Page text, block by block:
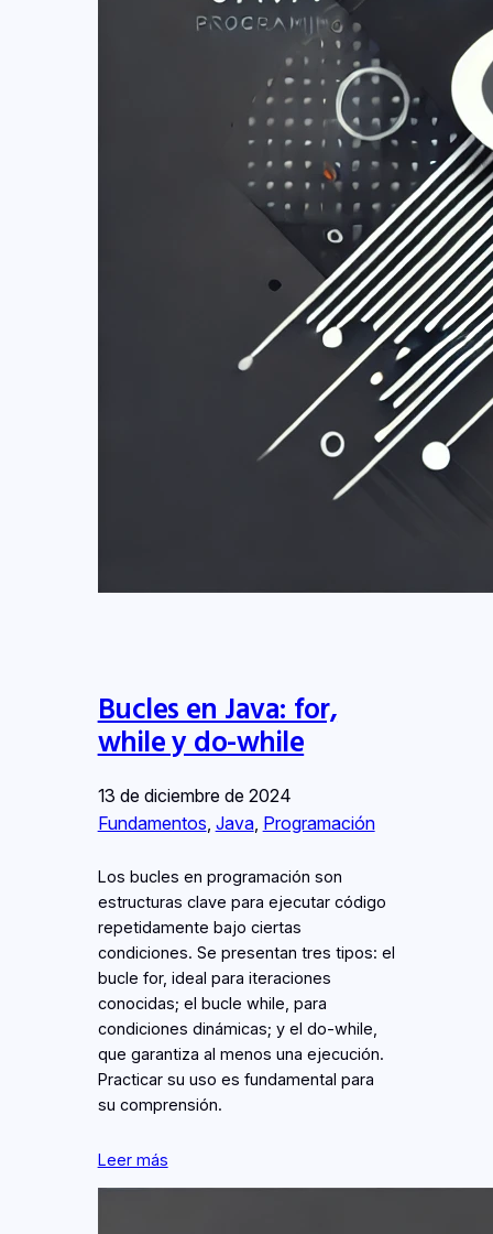
Bucles en Java: for,
while y do-while
13 de diciembre de 2024
Fundamentos, Java, Programación
Los bucles en programación son
estructuras clave para ejecutar código
repetidamente bajo ciertas
condiciones. Se presentan tres tipos: el
bucle for, ideal para iteraciones
conocidas; el bucle while, para
condiciones dinámicas; y el do-while,
que garantiza al menos una ejecución.
Practicar su uso es fundamental para
su comprensión.
Leer más